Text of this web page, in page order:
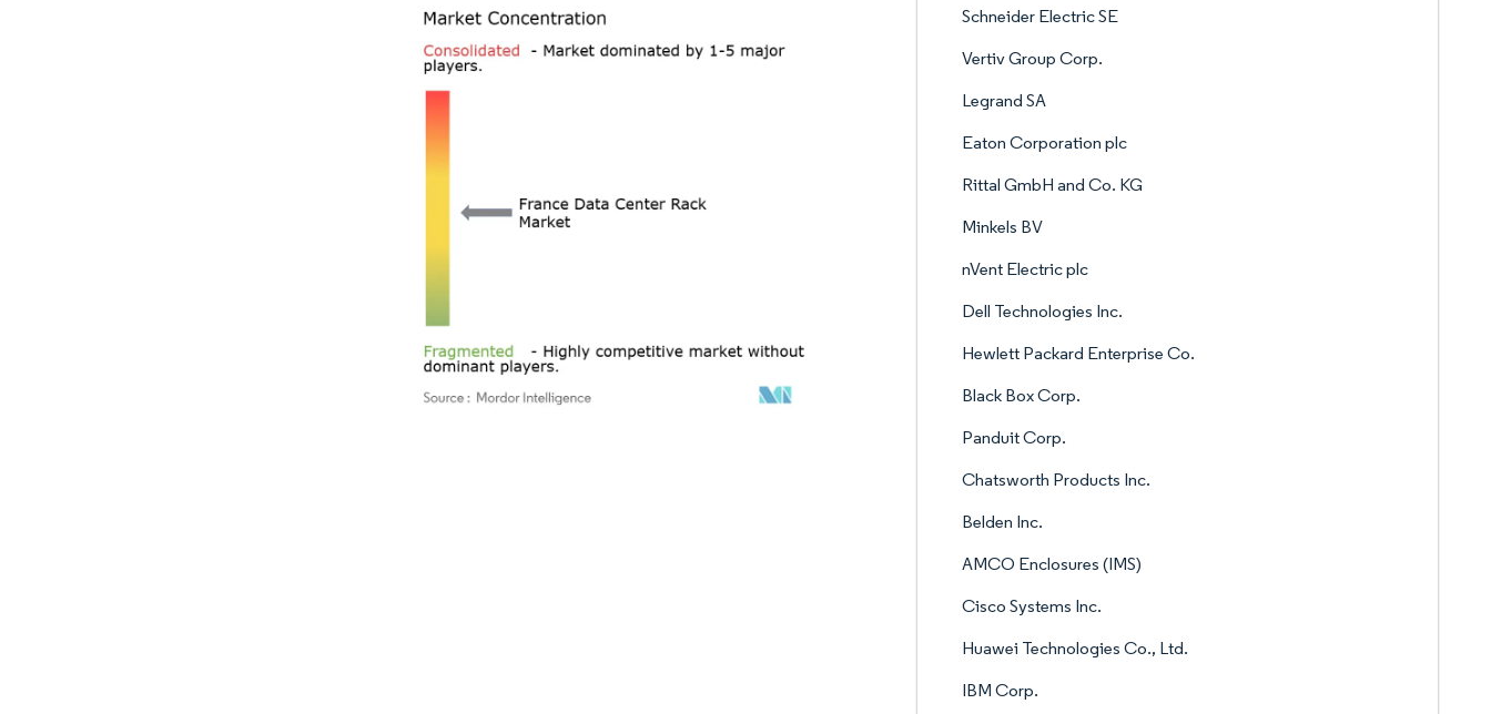
Schneider Electric SE
Vertiv Group Corp.
Legrand SA
Eaton Corporation plc
Rittal GmbH and Co. KG
Minkels BV
nVent Electric plc
Dell Technologies Inc.
Hewlett Packard Enterprise Co.
Black Box Corp.
Panduit Corp.
Chatsworth Products Inc.
Belden Inc.
AMCO Enclosures (IMS)
Cisco Systems Inc.
Huawei Technologies Co., Ltd.
IBM Corp.